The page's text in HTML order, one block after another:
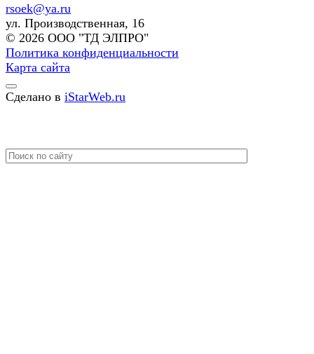
rsoek@ya.ru
ул. Производственная, 16
© 2026 ООО "ТД ЭЛПРО"
Политика конфиденциальности
Карта сайта
Сделано в iStarWeb.ru